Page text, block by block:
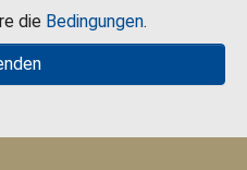
die Bedingungen.